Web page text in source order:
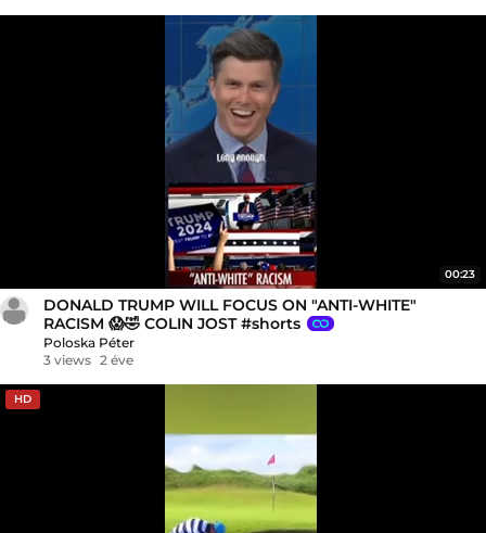
00:23
DONALD TRUMP WILL FOCUS ON "ANTI-WHITE"
RACISM 😱🤣 COLIN JOST #shorts
Poloska Péter
3 views 2 éve
HD